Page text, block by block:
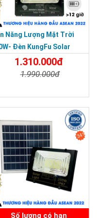
phát sáng trên một bề
với một số cấu hình SMD
dồn ánh sáng xuống mặt
tỏa quá loãng.
khi thân đèn có khả năng
vỏ nhôm đúc nên phần
tốt hơn so với vỏ nhựa
thấp hơn sẽ giúp duy trì
ASEAN 2019
Năng Lượng Mặt Trời
Đèn KungFu Solar
Lượng Mặt Trời 500W,IP
Loại Lớn
1.310.000đ
1.990.000đ
34%
Số lượng có hạn